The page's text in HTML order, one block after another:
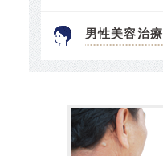
男性美容治療